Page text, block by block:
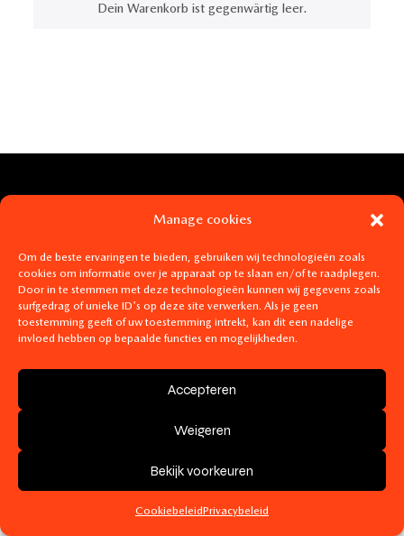
Manage cookies
Om de beste ervaringen te bieden, gebruiken wij technologieën zoals
cookies om informatie over je apparaat op te slaan en/of te raadplegen.
Door in te stemmen met deze technologieën kunnen wij gegevens zoals
surfgedrag of unieke ID's op deze site verwerken. Als je geen
toestemming geeft of uw toestemming intrekt, kan dit een nadelige
invloed hebben op bepaalde functies en mogelijkheden.
Accepteren
Weigeren
Bekijk voorkeuren
CookiebeleidPrivacybeleid
Dein Warenkorb ist gegenwärtig leer.
Mit Liebe gemacht vonDigimaster.be. Unterstützt von
Digi.Hosting- BE0782325388 -Allgemeine
Geschäftsbedingungen-Datenschutzerklärung